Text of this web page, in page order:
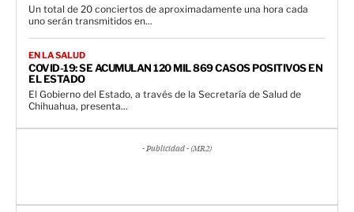
Un total de 20 conciertos de aproximadamente una hora cada
uno serán transmitidos en...
EN LA SALUD
COVID-19: SE ACUMULAN 120 MIL 869 CASOS POSITIVOS EN
EL ESTADO
El Gobierno del Estado, a través de la Secretaría de Salud de
Chihuahua, presenta...
- Publicidad - (MR2)